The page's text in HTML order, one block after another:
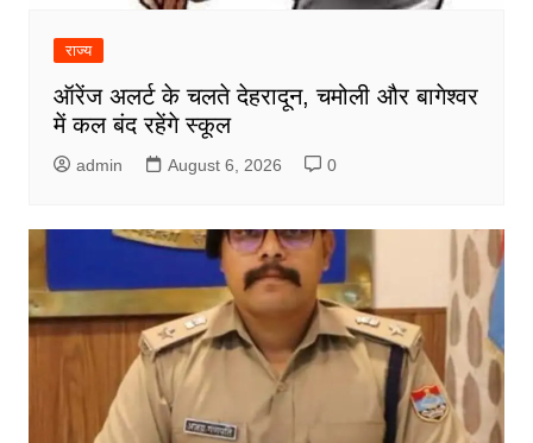
राज्य
ऑरेंज अलर्ट के चलते देहरादून, चमोली और बागेश्वर
में कल बंद रहेंगे स्कूल
admin August 6, 2026 0